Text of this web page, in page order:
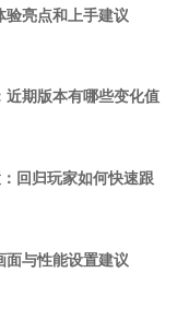
验亮点和上手建议
近期版本有哪些变化值
回归玩家如何快速跟
面与性能设置建议